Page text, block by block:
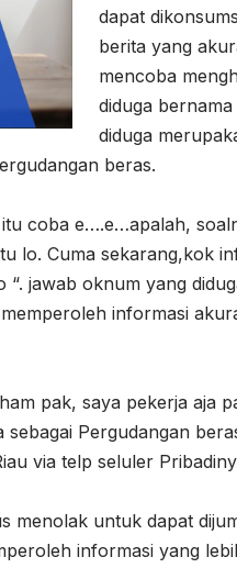
dapat
berita yang
mencoba
diduga
diduga
beras.
coba e….e…apalah,
lo. Cuma sekarang,kok
jawab oknum yang
informasi
pak, saya pekerja aja
Pergudangan
via telp seluler
menolak untuk dapat
informasi yang